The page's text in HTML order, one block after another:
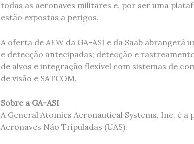
todas as aeronaves militares e, por ser uma
estão expostas a perigos.
A oferta de AEW da GA-ASI e da Saab
e detecção antecipadas; detecção e
de alvos e integração flexível com sistemas de
de visão e SATCOM.
Sobre a GA-ASI
A General Atomics Aeronautical Systems, Inc. é
Aeronaves Não Tripuladas (UAS).